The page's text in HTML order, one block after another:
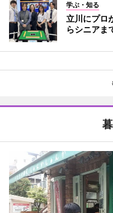
学ぶ・知る
立川にプロ
らシニアま